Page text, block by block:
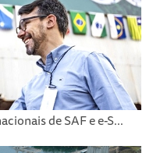
de SAF e e-S...